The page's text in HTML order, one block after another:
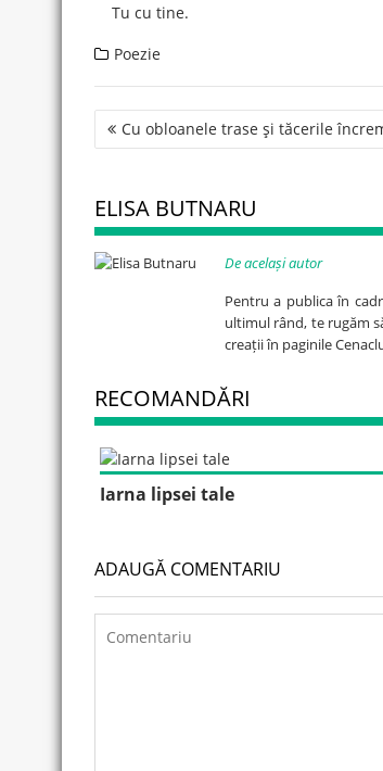
Tu cu tine.
Poezie
Post
navigation
Cu obloanele trase şi tăcerile
ELISA BUTNARU
De același autor
Pentru a publica în
ultimul rând, te rugăm
creații în paginile
RECOMANDĂRI
Iarna lipsei tale
ADAUGĂ COMENTARIU